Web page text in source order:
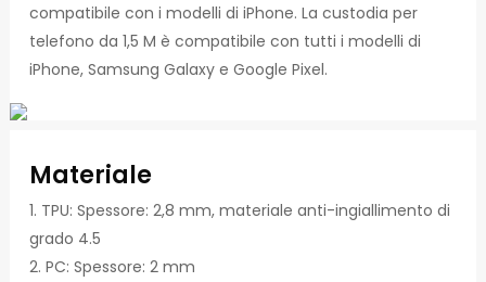
compatibile con i modelli di iPhone. La custodia per
telefono da 1,5 M è compatibile con tutti i modelli di
iPhone, Samsung Galaxy e Google Pixel.
Materiale
1. TPU: Spessore: 2,8 mm, materiale anti-ingiallimento di
grado 4.5
2. PC: Spessore: 2 mm